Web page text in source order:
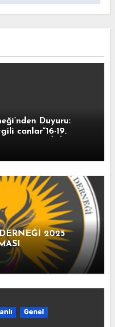
Duyuru:
canlar“16-19.
KOÇGİRİ
raflarında yerini
2025
Genel